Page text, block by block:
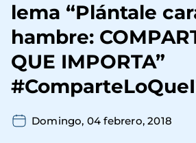
lema “Plántale
hambre:
QUE IMPORTA”
Domingo, 04 febrero, 2018